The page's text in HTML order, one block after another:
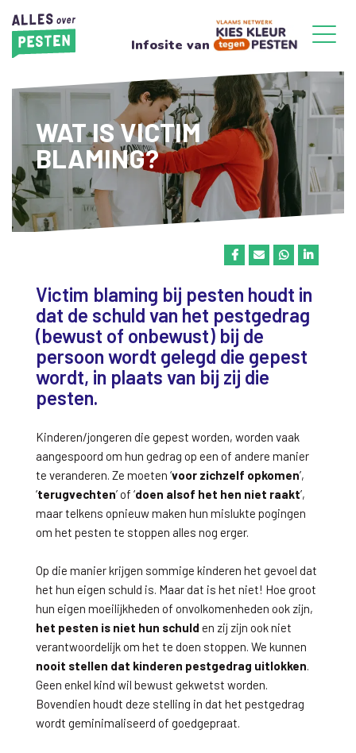
Infosite van
WAT IS VICTIM
BLAMING?
Victim blaming bij pesten houdt in
dat de schuld van het pestgedrag
(bewust of onbewust) bij de
persoon wordt gelegd die gepest
wordt, in plaats van bij zij die
pesten.
Kinderen/jongeren die gepest worden, worden vaak
aangespoord om hun gedrag op een of andere manier
te veranderen. Ze moeten ‘voor zichzelf opkomen’,
‘terugvechten’ of ‘doen alsof het hen niet raakt’,
maar telkens opnieuw maken hun mislukte pogingen
om het pesten te stoppen alles nog erger.
Op die manier krijgen sommige kinderen het gevoel dat
het hun eigen schuld is. Maar dat is het niet! Hoe groot
hun eigen moeilijkheden of onvolkomenheden ook zijn,
het pesten is niet hun schuld en zij zijn ook niet
verantwoordelijk om het te doen stoppen. We kunnen
nooit stellen dat kinderen pestgedrag uitlokken.
Geen enkel kind wil bewust gekwetst worden.
Bovendien houdt deze stelling in dat het pestgedrag
wordt geminimaliseerd of goedgepraat.